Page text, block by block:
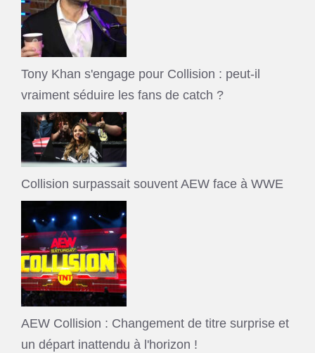
Tony Khan s'engage pour Collision : peut-il
vraiment séduire les fans de catch ?
Collision surpassait souvent AEW face à WWE
AEW Collision : Changement de titre surprise et
un départ inattendu à l'horizon !